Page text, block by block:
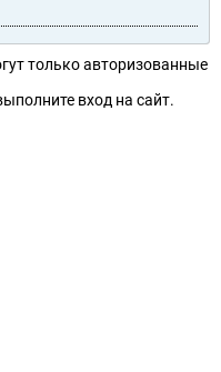
только авторизованные
вход на сайт.